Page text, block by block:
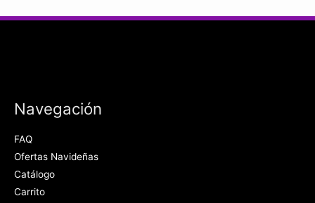
Navegación
FAQ
Ofertas Navideñas
Catálogo
Carrito